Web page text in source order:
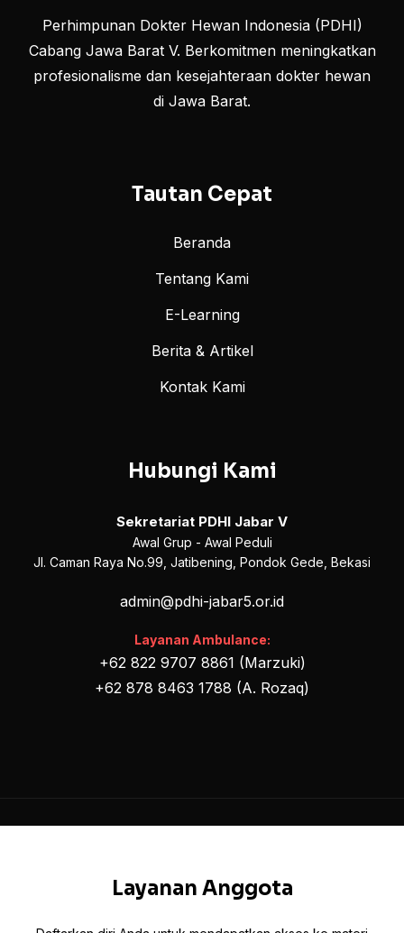
Perhimpunan Dokter Hewan Indonesia (PDHI)
Cabang Jawa Barat V. Berkomitmen meningkatkan
profesionalisme dan kesejahteraan dokter hewan
di Jawa Barat.
Tautan Cepat
Beranda
Tentang Kami
E-Learning
Berita & Artikel
Kontak Kami
Hubungi Kami
Sekretariat PDHI Jabar V
Awal Grup - Awal Peduli
Jl. Caman Raya No.99, Jatibening, Pondok Gede, Bekasi
admin@pdhi-jabar5.or.id
Layanan Ambulance:
+62 822 9707 8861 (Marzuki)
+62 878 8463 1788 (A. Rozaq)
Layanan Anggota